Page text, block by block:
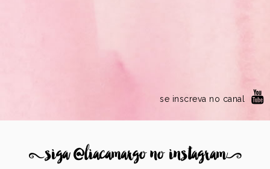
se inscreva no canal
8siga @liacamargo no instagram9